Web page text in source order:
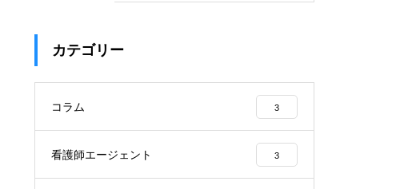
カテゴリー
コラム 3
看護師エージェント 3